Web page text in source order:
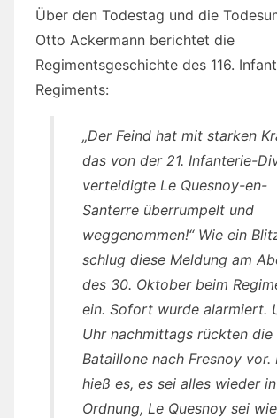
Über den Todestag und die
Otto Ackermann berichtet die
Regimentsgeschichte des 116.
Regiments:
„Der Feind hat mit starken
das von der 21. Infanterie-
verteidigte Le Quesnoy-en-
Santerre überrumpelt und
weggenommen!“ Wie ein
schlug diese Meldung am
des 30. Oktober beim
ein. Sofort wurde alarmiert.
Uhr nachmittags rückten die
Bataillone nach Fresnoy
hieß es, es sei alles wieder in
Ordnung, Le Quesnoy sei